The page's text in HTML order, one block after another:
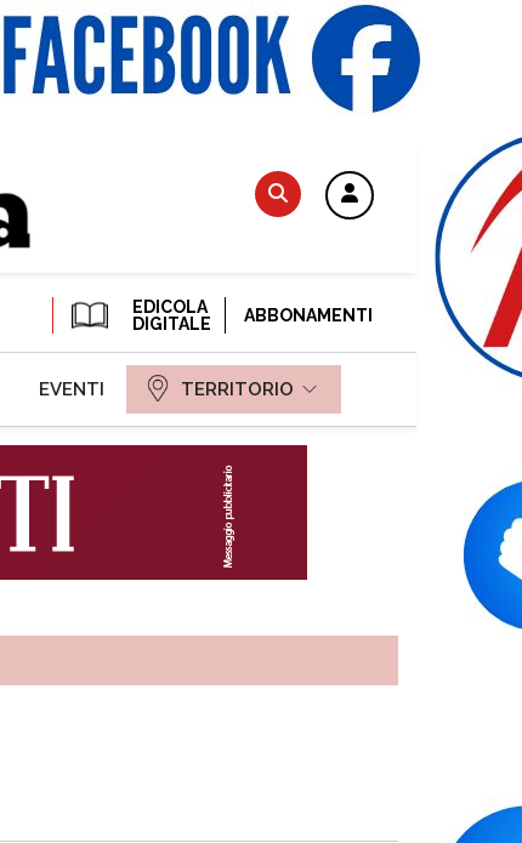
EDICOLA
DIGITALE
ABBONAMENTI
EVENTI TERRITORIO